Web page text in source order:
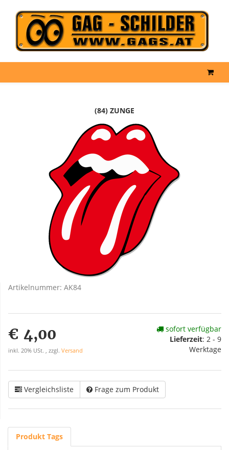
(84) ZUNGE
Artikelnummer: AK84
€ 4,00
inkl. 20% USt. , zzgl. Versand
sofort verfügbar
Lieferzeit: 2 - 9
Werktage
Vergleichsliste Frage zum Produkt
Produkt Tags